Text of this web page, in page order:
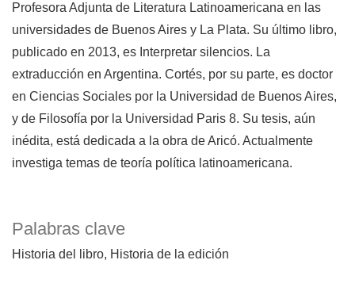
Palabras clave
Historia del libro Historia de la edición
Profesora Adjunta de Literatura Latinoamericana en las
universidades de Buenos Aires y La Plata. Su último libro,
publicado en 2013, es Interpretar silencios. La
extraducción en Argentina. Cortés, por su parte, es doctor
en Ciencias Sociales por la Universidad de Buenos Aires,
y de Filosofía por la Universidad Paris 8. Su tesis, aún
inédita, está dedicada a la obra de Aricó. Actualmente
investiga temas de teoría política latinoamericana.